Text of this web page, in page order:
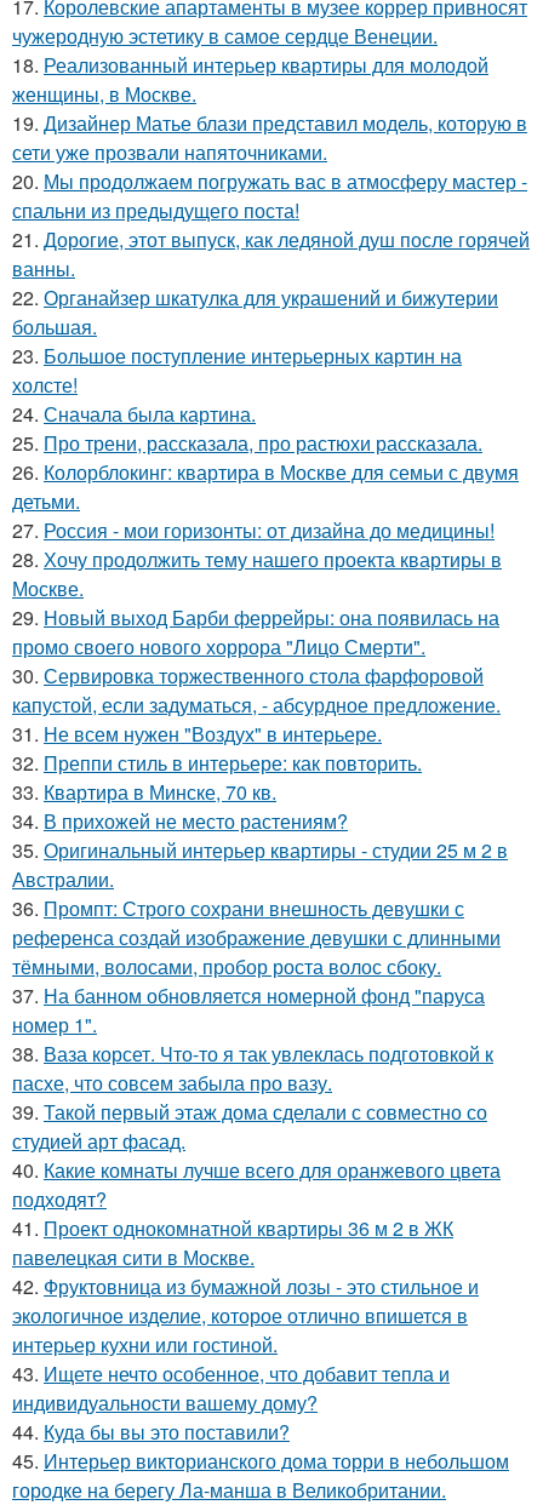
17. Королевские апартаменты в музее коррер привносят
чужеродную эстетику в самое сердце Венеции.
18. Реализованный интерьер квартиры для молодой
женщины, в Москве.
19. Дизайнер Матье блази представил модель, которую в
сети уже прозвали напяточниками.
20. Мы продолжаем погружать вас в атмосферу мастер -
спальни из предыдущего поста!
21. Дорогие, этот выпуск, как ледяной душ после горячей
ванны.
22. Органайзер шкатулка для украшений и бижутерии
большая.
23. Большое поступление интерьерных картин на
холсте!
24. Сначала была картина.
25. Про трени, рассказала, про растюхи рассказала.
26. Колорблокинг: квартира в Москве для семьи с двумя
детьми.
27. Россия - мои горизонты: от дизайна до медицины!
28. Хочу продолжить тему нашего проекта квартиры в
Москве.
29. Новый выход Барби феррейры: она появилась на
промо своего нового хоррора "Лицо Смерти".
30. Сервировка торжественного стола фарфоровой
капустой, если задуматься, - абсурдное предложение.
31. Не всем нужен "Воздух" в интерьере.
32. Преппи стиль в интерьере: как повторить.
33. Квартира в Минске, 70 кв.
34. В прихожей не место растениям?
35. Оригинальный интерьер квартиры - студии 25 м 2 в
Австралии.
36. Промпт: Строго сохрани внешность девушки с
референса создай изображение девушки с длинными
тёмными, волосами, пробор роста волос сбоку.
37. На банном обновляется номерной фонд "паруса
номер 1".
38. Ваза корсет. Что-то я так увлеклась подготовкой к
пасхе, что совсем забыла про вазу.
39. Такой первый этаж дома сделали с совместно со
студией арт фасад.
40. Какие комнаты лучше всего для оранжевого цвета
подходят?
41. Проект однокомнатной квартиры 36 м 2 в ЖК
павелецкая сити в Москве.
42. Фруктовница из бумажной лозы - это стильное и
экологичное изделие, которое отлично впишется в
интерьер кухни или гостиной.
43. Ищете нечто особенное, что добавит тепла и
индивидуальности вашему дому?
44. Куда бы вы это поставили?
45. Интерьер викторианского дома торри в небольшом
городке на берегу Ла-манша в Великобритании.